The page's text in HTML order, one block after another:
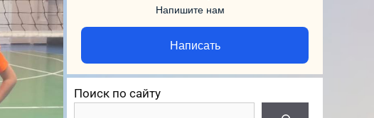
Напишите нам
Написать
Поиск по сайту